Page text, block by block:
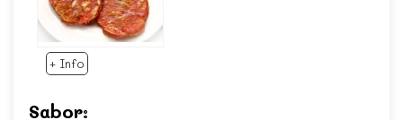
+ Info
Sabor: